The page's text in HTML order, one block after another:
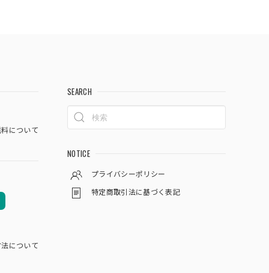
料について
について
SEARCH
NOTICE
プライバシーポリシー
特定商取引法に基づく表記